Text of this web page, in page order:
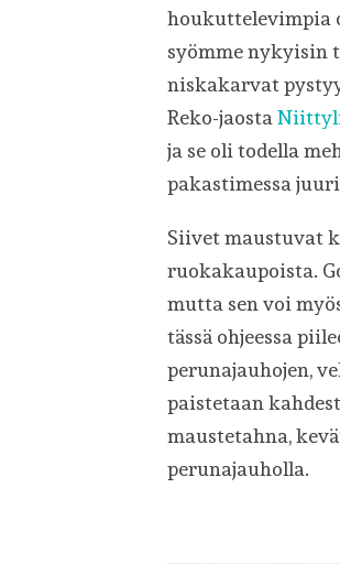
houkuttelevimpia
syömme nykyisin
niskakarvat
Reko-jaosta
ja se oli todella
pakastimessa
Siivet maustuvat
ruokakaupoista.
mutta sen voi
tässä ohjeessa
perunajauhojen,
paistetaan
maustetahna,
perunajauholla.